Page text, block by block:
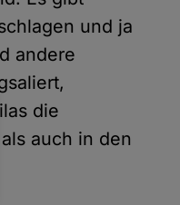
und ja
andere
die
auch in den